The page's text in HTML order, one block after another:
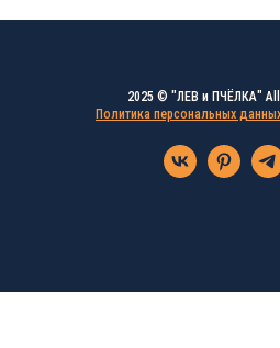
2025 © "ЛЕВ и ПЧЁЛКА" All
Политика персональных